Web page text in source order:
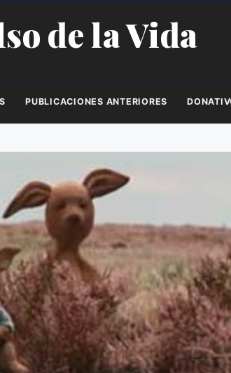
de la Vida
PUBLICACIONES ANTERIORES